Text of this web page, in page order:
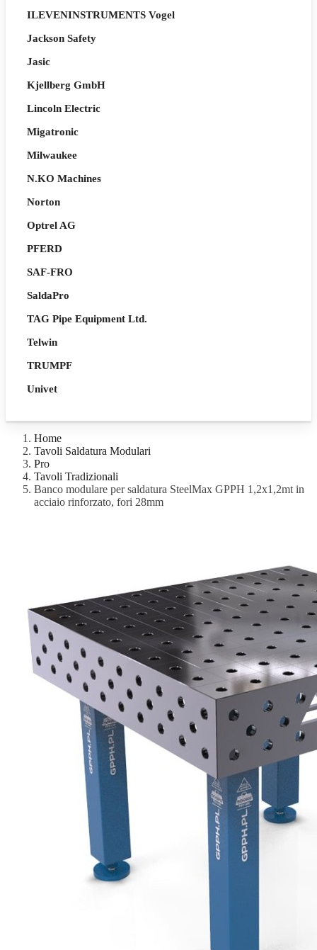
ILEVENINSTRUMENTS Vogel
Jackson Safety
Jasic
Kjellberg GmbH
Lincoln Electric
Migatronic
Milwaukee
N.KO Machines
Norton
Optrel AG
PFERD
SAF-FRO
SaldaPro
TAG Pipe Equipment Ltd.
Telwin
TRUMPF
Univet
Home
Tavoli Saldatura Modulari
Pro
Tavoli Tradizionali
Banco modulare per saldatura SteelMax GPPH 1,2x1,2mt in
acciaio rinforzato, fori 28mm